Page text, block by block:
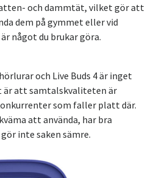
och dammtät, vilket gör att
dem på gymmet eller vid
något du brukar göra.
och Live Buds 4 är inget
är att samtalskvaliteten är
som faller platt där.
att använda, har bra
inte saken sämre.